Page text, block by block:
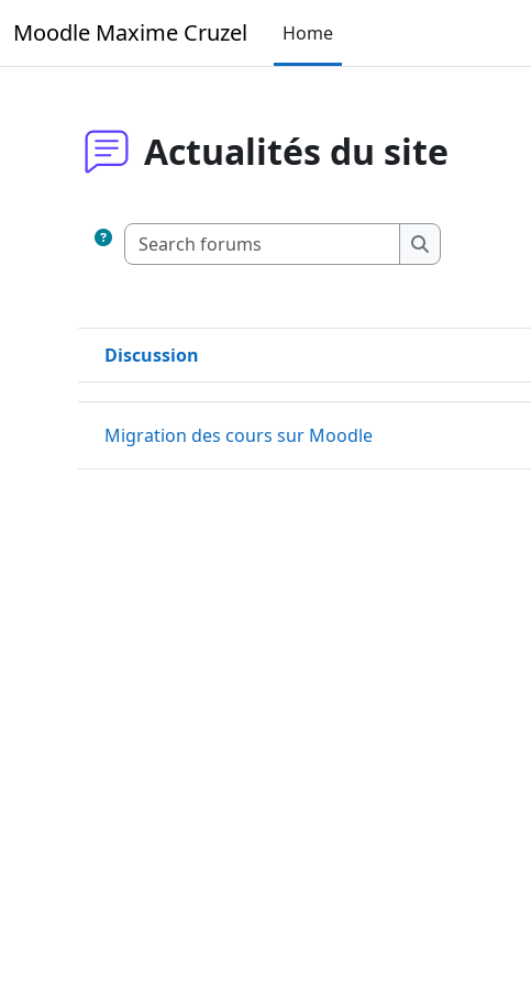
Moodle Maxime Cruzel Home
Actualités du site
Search forums
Search forums
Status
Discussion
Migration des cours sur Moodle